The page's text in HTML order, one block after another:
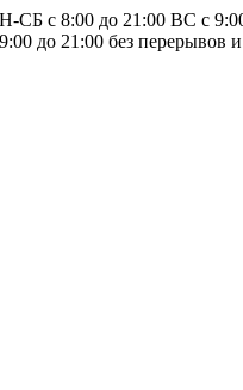
СБ с 8:00 до 21:00 ВС с
до 21:00 без перерывов